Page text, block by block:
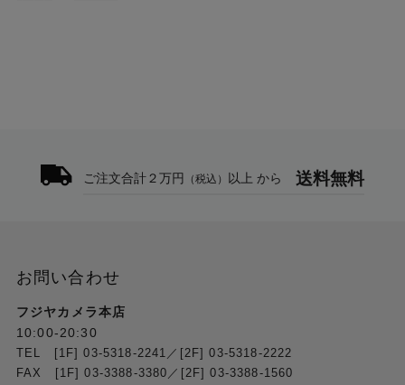
ご注文合計２万円 （税込） 以上 から 送料無料
お問い合わせ
フジヤカメラ本店
10:00-20:30
TEL [1F] 03-5318-2241／[2F] 03-5318-2222
FAX [1F] 03-3388-3380／[2F] 03-3388-1560